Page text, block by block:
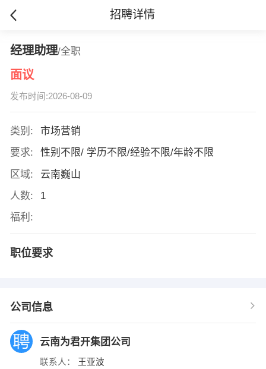
招聘详情
经理助理/全职
面议
发布时间:2026-08-09
类别:
市场营销
要求:
性别不限/ 学历不限/经验不限/年龄不限
区域:
云南巍山
人数:
1
福利:
职位要求
公司信息
云南为君开集团公司
联系人： 王亚波